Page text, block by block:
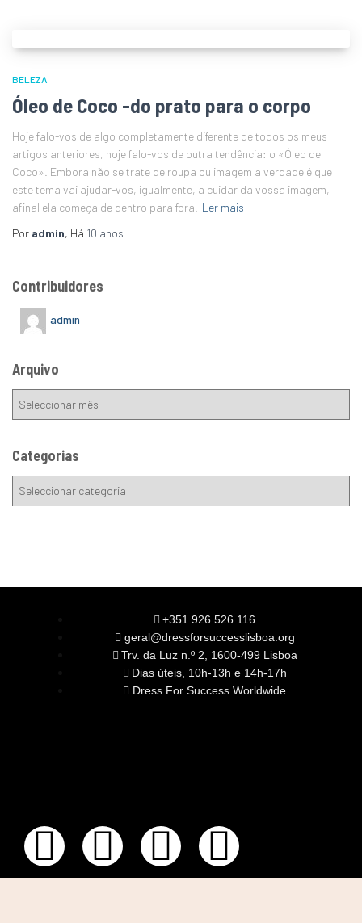
BELEZA
Óleo de Coco -do prato para o corpo
Hoje falo-vos de algo completamente diferente de todos os meus
artigos anteriores, hoje falo-vos de outra tendência: o «Óleo de
Coco». Embora não se trate de roupa ou imagem a verdade é que
este tema vai ajudar-vos, igualmente, a cuidar da vossa imagem,
afinal ela começa de dentro para fora.
Ler mais
Por admin, Há 10 anos
Contribuidores
admin
Arquivo
Categorias
+351 926 526 116
geral@dressforsuccesslisboa.org
Trv. da Luz n.º 2, 1600-499 Lisboa
Dias úteis, 10h-13h e 14h-17h
Dress For Success Worldwide